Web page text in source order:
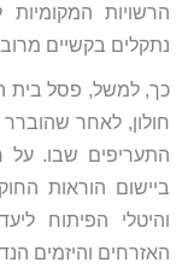
הרשויות
נתקלים בקשיים
כך, למשל, פסל בית
חולון, לאחר
התעריפים שבו. על
ביישום הוראות
והיטלי הפיתוח
האזרחים והיזמים